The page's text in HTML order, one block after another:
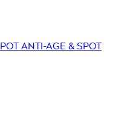
ANTI-AGE & SPOT